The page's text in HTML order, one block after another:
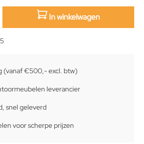
In winkelwagen
(vanaf €500,- excl. btw)
leverancier
snel geleverd
voor scherpe prijzen